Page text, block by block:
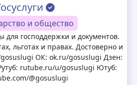
и общество
для господдержки и документов.
льготах и правах. Достоверно и
ОК: ok.ru/gosuslugi Дзен:
rutube.ru/u/gosuslugi Ютуб:
@gosuslugi